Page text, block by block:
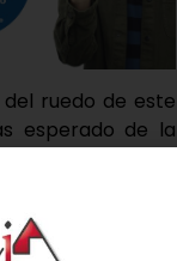
ruedo de este
esperado de la
se dará cita
entretenimiento
experiencia